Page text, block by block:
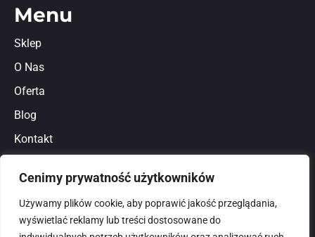
Cenimy prywatność użytkowników
Używamy plików cookie, aby poprawić jakość przeglądania,
wyświetlać reklamy lub treści dostosowane do
Menu
Sklep
O Nas
Oferta
Blog
Kontakt
Polityka prywatności